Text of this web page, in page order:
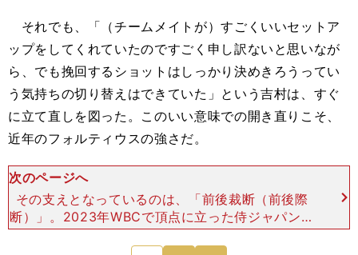
それでも、「（チームメイトが）すごくいいセットア
ップをしてくれていたのですごく申し訳ないと思いなが
ら、でも挽回するショットはしっかり決めきろうってい
う気持ちの切り替えはできていた」という吉村は、すぐ
に立て直しを図った。このいい意味での開き直りこそ、
近年のフォルティウスの強さだ。
次のページへ
その支えとなっているのは、「前後裁断（前後際
断）」。2023年WBCで頂点に立った侍ジャパンの
ヘッドコーチを務めたことでも知られる、白井一幸
メンタルコーチがチームに伝えている言葉だ。禅の